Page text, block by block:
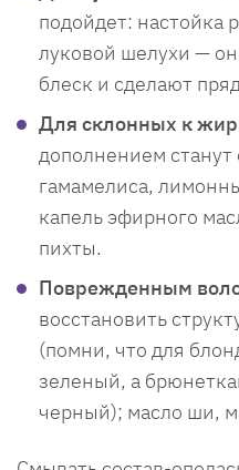
подойдет: настойка
луковой шелухи —
блеск и сделают
Для склонных к
дополнением станут
гамамелиса,
капель эфирного
пихты.
Поврежденным
восстановить
(помни, что для
зеленый, а
черный); масло ши,